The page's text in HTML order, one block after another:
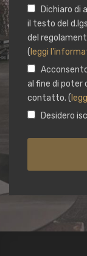
Dichiaro di
il testo del
del
( leggi
al fine di poter
contatto. (
Desidero